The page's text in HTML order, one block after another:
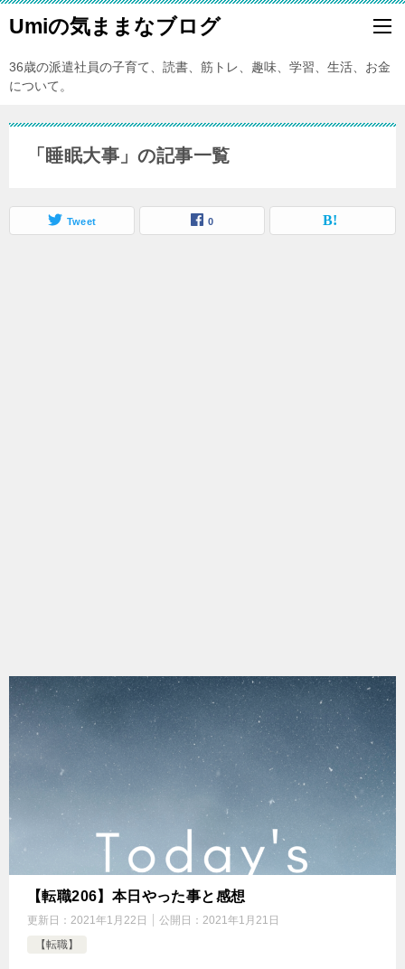
Umiの気ままなブログ
36歳の派遣社員の子育て、読書、筋トレ、趣味、学習、生活、お金
について。
「睡眠大事」の記事一覧
Tweet 0
【転職206】本日やった事と感想
更新日： 2021年1月22日 公開日： 2021年1月21日
【転職】